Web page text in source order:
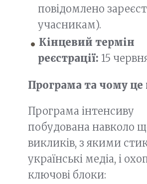
повідомлено
учасникам).
Кінцевий термін
реєстрації: 15
Програма та чому це
Програма інтенсиву
побудована навколо
викликів, з якими
українські медіа, і
ключові блоки: